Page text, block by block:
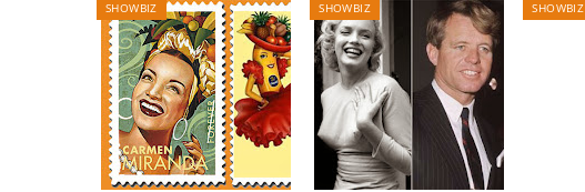
SHOWBIZ SHOWBIZ SHOWBIZ